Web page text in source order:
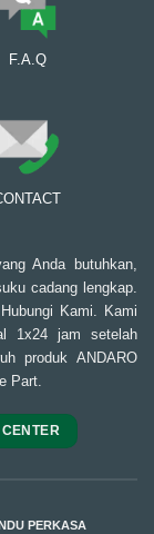
F.A.Q
Anda butuhkan,
cadang lengkap.
Kami. Kami
1x24 jam setelah
produk ANDARO
Part.
PERKASA